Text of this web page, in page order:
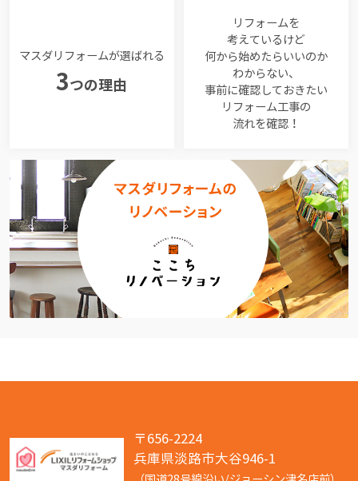
マスダリフォームが選ばれる
3つの理由
リフォームを
考えているけど
何から始めたらいいのか
わからない、
事前に確認しておきたい
リフォーム工事の
流れを確認！
〒656-2224
兵庫県淡路市大谷946-1